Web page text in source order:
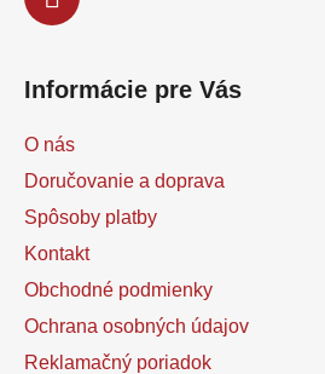
Informácie pre Vás
O nás
Doručovanie a doprava
Spôsoby platby
Kontakt
Obchodné podmienky
Ochrana osobných údajov
Reklamačný poriadok